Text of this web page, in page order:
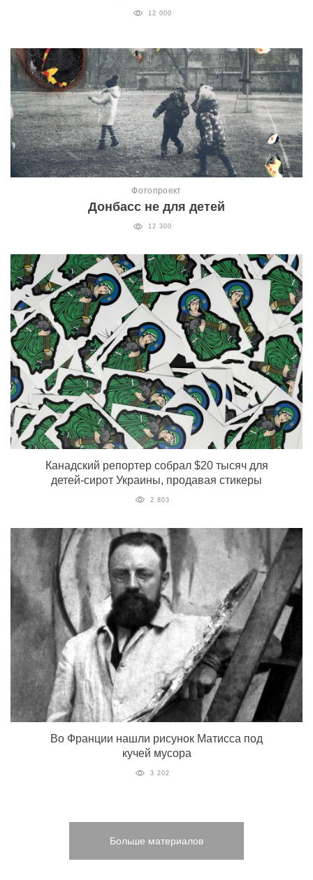
12 000
Фотопроект
Донбасс не для детей
12 300
Канадский репортер собрал $20 тысяч для
детей-сирот Украины, продавая стикеры
2 803
Во Франции нашли рисунок Матисса под
кучей мусора
3 202
Больше материалов